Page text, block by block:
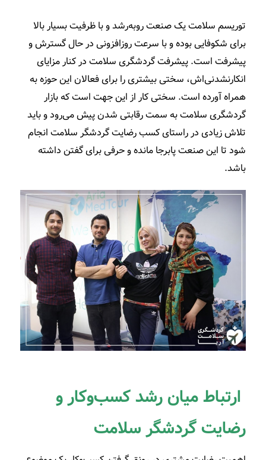
توریسم سلامت یک صنعت روبه‌­رشد و با ظرفیت بسیار بالا
برای شکوفایی بوده و با سرعت روزافزونی در حال گسترش و
پیشرفت است. پیشرفت گردشگری سلامت در کنار مزایای
انکارنشدنی‌اش، سختی بیشتری را برای فعالان این حوزه به
همراه آورده است. سختی کار از این جهت است که بازار
گردشگری سلامت به سمت رقابتی شدن پیش می­‌رود و باید
تلاش زیادی در راستای کسب رضایت گردشگر سلامت انجام
شود تا این صنعت پابرجا مانده و حرفی برای گفتن داشته
باشد.
ارتباط میان رشد کسب‌وکار و
رضایت گردشگر سلامت